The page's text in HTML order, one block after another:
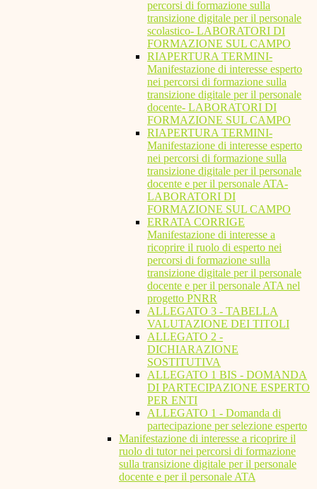
percorsi di formazione sulla
transizione digitale per il personale
scolastico- LABORATORI DI
FORMAZIONE SUL CAMPO
RIAPERTURA TERMINI-
Manifestazione di interesse esperto
nei percorsi di formazione sulla
transizione digitale per il personale
docente- LABORATORI DI
FORMAZIONE SUL CAMPO
RIAPERTURA TERMINI-
Manifestazione di interesse esperto
nei percorsi di formazione sulla
transizione digitale per il personale
docente e per il personale ATA-
LABORATORI DI
FORMAZIONE SUL CAMPO
ERRATA CORRIGE
Manifestazione di interesse a
ricoprire il ruolo di esperto nei
percorsi di formazione sulla
transizione digitale per il personale
docente e per il personale ATA nel
progetto PNRR
ALLEGATO 3 - TABELLA
VALUTAZIONE DEI TITOLI
ALLEGATO 2 -
DICHIARAZIONE
SOSTITUTIVA
ALLEGATO 1 BIS - DOMANDA
DI PARTECIPAZIONE ESPERTO
PER ENTI
ALLEGATO 1 - Domanda di
partecipazione per selezione esperto
Manifestazione di interesse a ricoprire il
ruolo di tutor nei percorsi di formazione
sulla transizione digitale per il personale
docente e per il personale ATA